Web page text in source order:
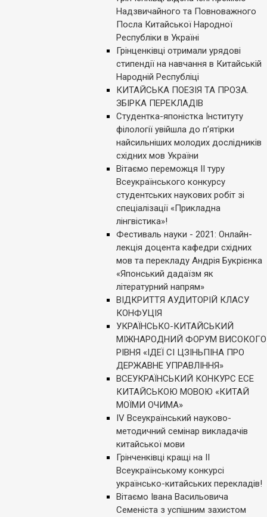
Надзвичайного та Повноважного
Посла Китайської Народної
Республіки в Україні
Грінценківці отримали урядові
стипендії на навчання в Китайській
Народній Республіці
КИТАЙСЬКА ПОЕЗІЯ ТА ПРОЗА.
ЗБІРКА ПЕРЕКЛАДІВ
Студентка-японістка Інституту
філології увійшла до п’ятірки
найсильніших молодих дослідників
східних мов України
Вітаємо переможця ІІ туру
Всеукраїнського конкурсу
студентських наукових робіт зі
спеціалізації «Прикладна
лінгвістика»!
Фестиваль науки - 2021: Онлайн-
лекція доцента кафедри східних
мов та перекладу Андрія Букрієнка
«Японський дадаїзм як
літературний напрям»
ВІДКРИТТЯ АУДИТОРІЙ КЛАСУ
КОНФУЦІЯ
УКРАЇНСЬКО-КИТАЙСЬКИЙ
МІЖНАРОДНИЙ ФОРУМ ВИСОКОГО
РІВНЯ «ІДЕЇ СІ ЦЗІНЬПІНА ПРО
ДЕРЖАВНЕ УПРАВЛІННЯ»
ВСЕУКРАЇНСЬКИЙ КОНКУРС ЕСЕ
КИТАЙСЬКОЮ МОВОЮ «КИТАЙ
МОЇМИ ОЧИМА»
ІV Всеукраїнський науково-
методичний семінар викладачів
китайської мови
Грінченківці кращі на ІІ
Всеукраїнському конкурсі
українсько-китайських перекладів!
Вітаємо Івана Васильовича
Семеніста з успішним захистом